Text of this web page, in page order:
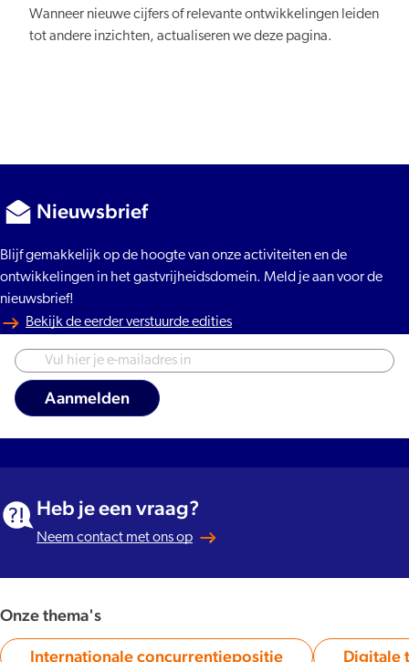
Wanneer nieuwe cijfers of relevante ontwikkelingen leiden
tot andere inzichten, actualiseren we deze pagina.
Nieuwsbrief
Blijf gemakkelijk op de hoogte van onze activiteiten en de
ontwikkelingen in het gastvrijheidsdomein. Meld je aan voor de
nieuwsbrief!
Bekijk de eerder verstuurde edities
Heb je een vraag?
Neem contact met ons op
Onze thema's
Internationale concurrentiepositie Digitale